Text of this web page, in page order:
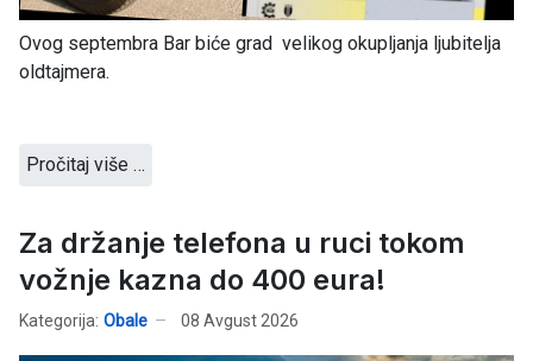
Ovog septembra Bar biće grad velikog okupljanja ljubitelja
oldtajmera.
Pročitaj više …
Za držanje telefona u ruci tokom
vožnje kazna do 400 eura!
Kategorija: Obale 08 Avgust 2026